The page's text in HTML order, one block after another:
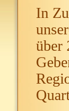
In
über